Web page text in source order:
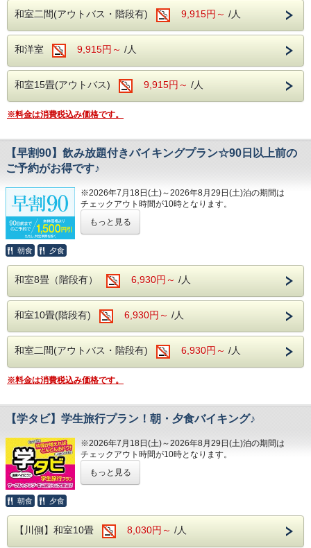
■アクセス
バスの場合 伊東駅より約30分（ホテルから伊東駅
まで徒歩7分）
※当ホテルからの送迎サービス等は行っておりませ
---ご夕食---
和洋中のバイキングをレストランにてお楽しみいた
だけます。
ソフトドリンク・アルコールが飲み放題！
夕食時間は宿泊日の前日に確定致しますのでお電話
---ご朝食---
---温泉---
大浴場は2箇所あり、どちらも露天風呂が併設され
ております。
浴槽が3つ設置されている川蝉の湯、露天風呂はど
ちらも岩を使用した和風の露天風呂となります。
---館内施設---
・【予約制】無料カラオケルーム(当日予約制)
約制)
・【有料】 ゲームコーナー
和室二間(アウトバス・階段有) 9,915円～ /人
和洋室 9,915円～ /人
和室15畳(アウトバス) 9,915円～ /人
※料金は消費税込み価格です。
【早割90】飲み放題付きバイキングプラン☆90日以上前の
ご予約がお得です♪
※2026年7月18日(土)～2026年8月29日(土)泊の期間は
チェックアウト時間が10時となります。
内！！
ご宿泊予定日より90日以上前のご予約で、なんとお一人様
※本プランは、通常プランとキャンセルポリシーが異なりま
8日前～30日前まで：5%
7日前～2日前まで：20%
前日：40%
当日：50%
無連絡不泊：100%
※ご宿泊料金に関わる優待券類との併用は不可となります。
せん。
※インターネット限定のプランとなります。
お電話等では承りかねますので、ご了承下さいませ。
---ご夕食---
和洋中のバイキングをレストランにてお楽し
夕食時間は宿泊日の前日に確定致しますので
お電話にてご確認下さい。
もっと見る
朝食 夕食
和室8畳（階段有） 6,930円～ /人
和室10畳(階段有) 6,930円～ /人
和室二間(アウトバス・階段有) 6,930円～ /人
※料金は消費税込み価格です。
【学タビ】学生旅行プラン！朝・夕食バイキング♪
※2026年7月18日(土)～2026年8月29日(土)泊の期間は
チェックアウト時間が10時となります。
1室利用人数が増えるごとに、料金がお得!!
お得なプランが登場しました。
但し、土曜日・祝前日・年末年始等除外日がございます。
もっと見る
朝食 夕食
【川側】和室10畳 8,030円～ /人